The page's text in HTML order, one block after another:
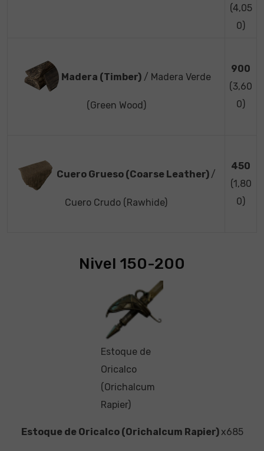
(4,05
0)
Madera (Timber) / Madera Verde
(Green Wood)
900
(3,60
0)
Cuero Grueso (Coarse Leather) /
Cuero Crudo (Rawhide)
450
(1,80
0)
Nivel 150-200
Estoque de
Oricalco
(Orichalcum
Rapier)
Estoque de Oricalco (Orichalcum Rapier) x685